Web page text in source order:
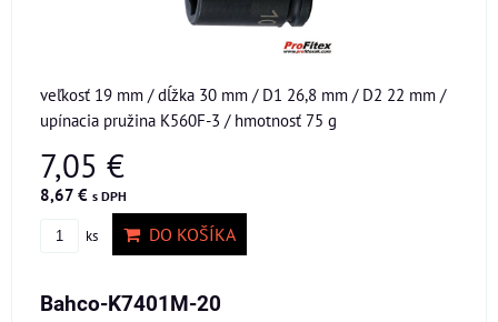
veľkosť 19 mm / dĺžka 30 mm / D1 26,8 mm / D2 22 mm /
upínacia pružina K560F-3 / hmotnosť 75 g
7,05 €
8,67 € s DPH
ks DO KOŠÍKA
Bahco-K7401M-20